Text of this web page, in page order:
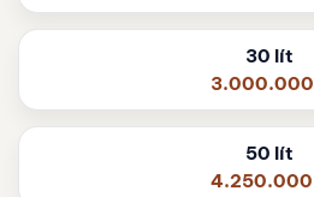
30 lít
3.000.000
50 lít
4.250.000